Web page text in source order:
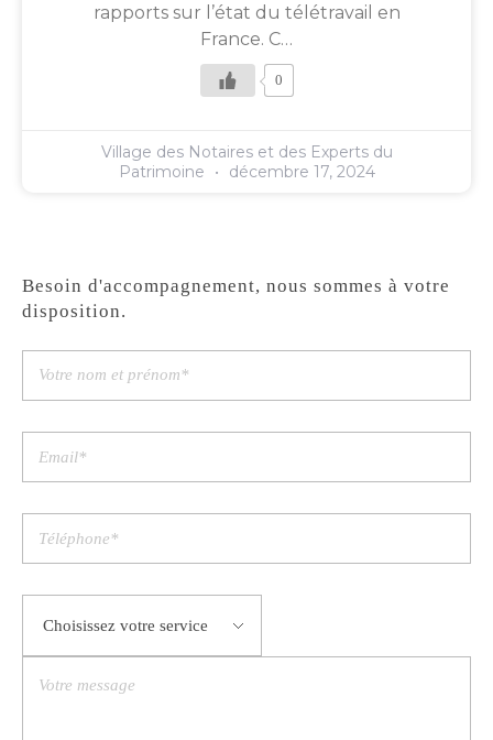
rapports sur l’état du télétravail en
France. C…
0
Village des Notaires et des Experts du
Patrimoine
décembre 17, 2024
Besoin d'accompagnement, nous sommes à votre
disposition.